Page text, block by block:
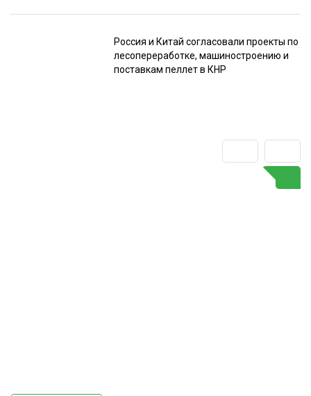
Россия и Китай согласовали проекты по
лесопереработке, машиностроению и
поставкам пеллет в КНР